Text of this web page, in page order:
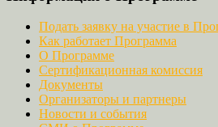
Подать заявку на участие в
Как работает Программа
О Программе
Сертификационная комиссия
Документы
Организаторы и партнеры
Новости и события